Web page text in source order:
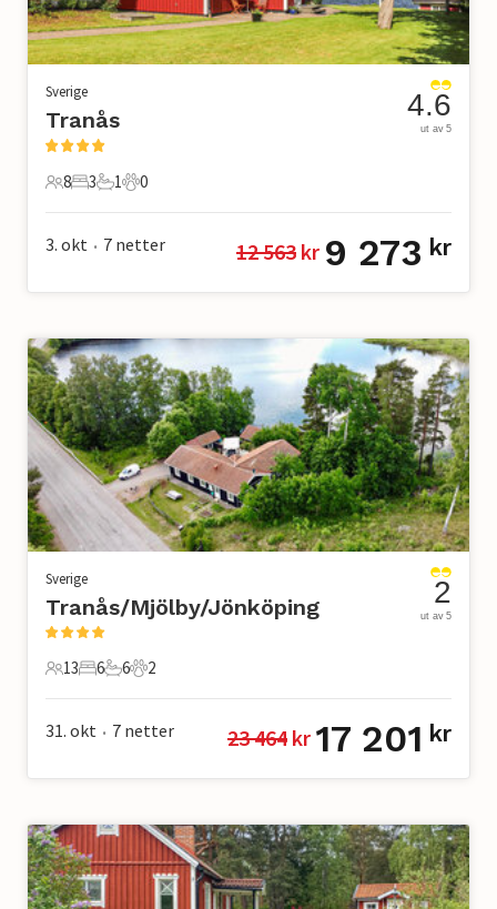
Sverige
Tranås
8 Gjester
8
3 Soverom
3
1 Bad
1
0 Kjæledyr
0
4.6
ut av 5
3. okt • 7 netter 12 563 kr 9 273 kr
Sverige
Tranås/Mjölby/Jönköping
13 Gjester
13
6 Soverom
6
6 Bad
6
2 Kjæledyr
2
2
ut av 5
31. okt • 7 netter 23 464 kr 17 201 kr